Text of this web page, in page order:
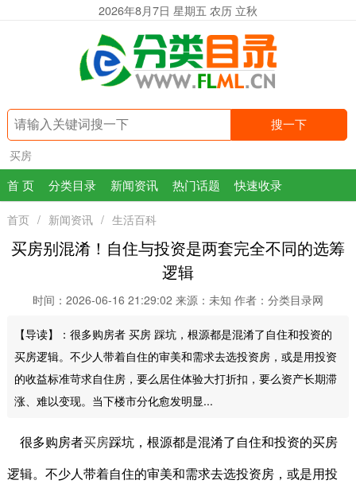
2026年8月7日 星期五 农历 立秋
搜一下
买房
首 页 分类目录 新闻资讯 热门话题 快速收录
首页 / 新闻资讯 / 生活百科
买房别混淆！自住与投资是两套完全不同的选筹
逻辑
时间：2026-06-16 21:29:02 来源：未知 作者：分类目录网
【导读】：很多购房者 买房 踩坑，根源都是混淆了自住和投资的
买房逻辑。不少人带着自住的审美和需求去选投资房，或是用投资
的收益标准苛求自住房，要么居住体验大打折扣，要么资产长期滞
涨、难以变现。当下楼市分化愈发明显...
很多购房者买房踩坑，根源都是混淆了自住和投资的买房
逻辑。不少人带着自住的审美和需求去选投资房，或是用投